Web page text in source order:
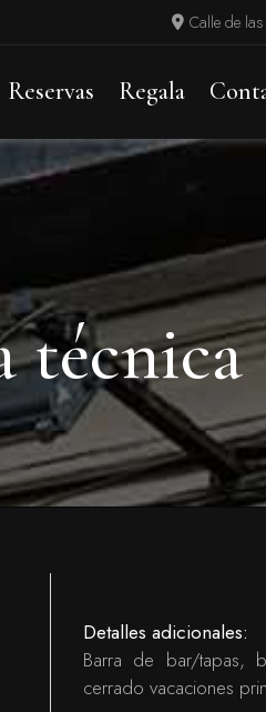
Calle de
Reservas Regala
técnica
Detalles adicionales:
Barra de bar/tapas,
cerrado vacaciones